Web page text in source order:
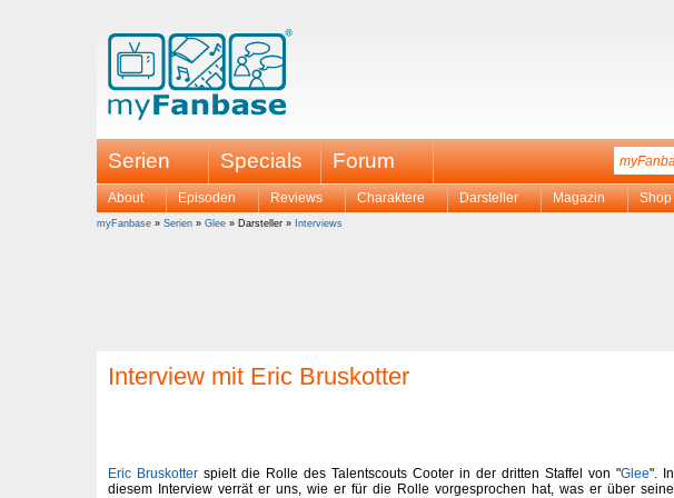
Serien Specials Forum
About Episoden Reviews Charaktere Darsteller Magazin Shop
myFanbase » Serien » Glee » Darsteller » Interviews
Interview mit Eric Bruskotter
Eric Bruskotter spielt die Rolle des Talentscouts Cooter in der dritten Staffel von "Glee". In
diesem Interview verrät er uns, wie er für die Rolle vorgesprochen hat, was er über seine